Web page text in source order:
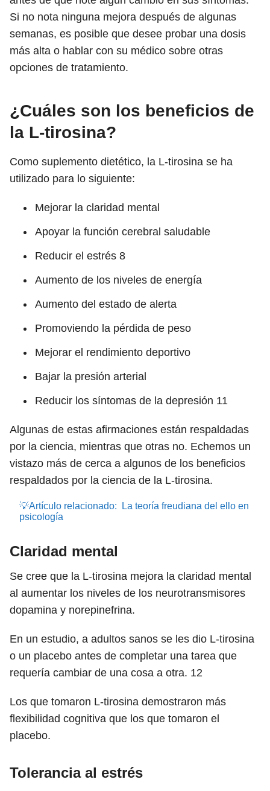
Si no nota ninguna mejora después de algunas
semanas, es posible que desee probar una dosis
más alta o hablar con su médico sobre otras
opciones de tratamiento.
¿Cuáles son los beneficios de
la L-tirosina?
Como suplemento dietético, la L-tirosina se ha
utilizado para lo siguiente:
Mejorar la claridad mental
Apoyar la función cerebral saludable
Reducir el estrés 8
Aumento de los niveles de energía
Aumento del estado de alerta
Promoviendo la pérdida de peso
Mejorar el rendimiento deportivo
Bajar la presión arterial
Reducir los síntomas de la depresión 11
Algunas de estas afirmaciones están respaldadas
por la ciencia, mientras que otras no. Echemos un
vistazo más de cerca a algunos de los beneficios
respaldados por la ciencia de la L-tirosina.
💡Artículo relacionado:
La teoría freudiana del ello en
psicología
Claridad mental
Se cree que la L-tirosina mejora la claridad mental
al aumentar los niveles de los neurotransmisores
dopamina y norepinefrina.
En un estudio, a adultos sanos se les dio L-tirosina
o un placebo antes de completar una tarea que
requería cambiar de una cosa a otra. 12
Los que tomaron L-tirosina demostraron más
flexibilidad cognitiva que los que tomaron el
placebo.
Tolerancia al estrés